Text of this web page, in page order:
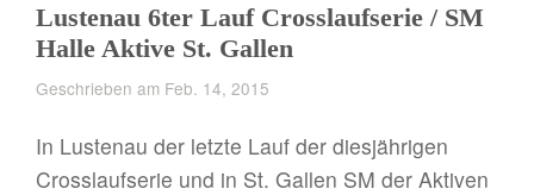
Lustenau 6ter Lauf Crosslaufserie / SM
Halle Aktive St. Gallen
Geschrieben am Feb. 14, 2015
In Lustenau der letzte Lauf der diesjährigen
Crosslaufserie und in St. Gallen SM der Aktiven